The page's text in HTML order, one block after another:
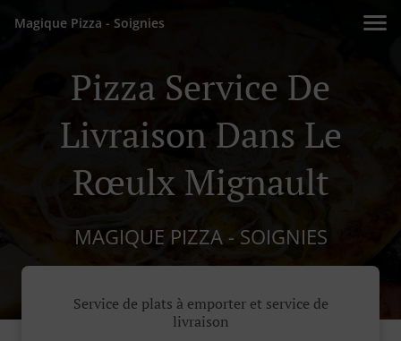
Magique Pizza - Soignies
Pizza Service De
Livraison Dans Le
Rœulx Mignault
MAGIQUE PIZZA - SOIGNIES
Service de plats à emporter et service de
livraison